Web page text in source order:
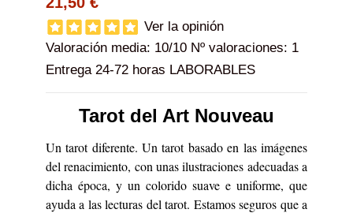
Ver la opinión
Valoración media: 10/10 Nº valoraciones: 1
Entrega 24-72 horas LABORABLES
Tarot del Art Nouveau
Un tarot diferente. Un tarot basado en las imágenes
del renacimiento, con unas ilustraciones adecuadas a
dicha época, y un colorido suave e uniforme, que
ayuda a las lecturas del tarot. Estamos seguros que a